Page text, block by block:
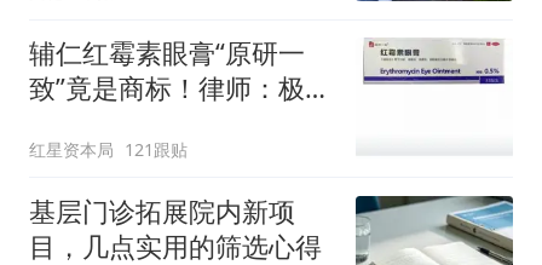
辅仁红霉素眼膏“原研一
致”竟是商标！律师：极易
红星资本局 121跟贴
基层门诊拓展院内新项
目，几点实用的筛选心得